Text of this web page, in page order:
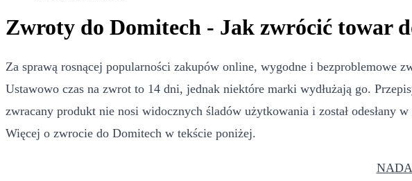
Zwroty do Domitech - Jak zwrócić towar
Za sprawą rosnącej popularności zakupów online, wygodne i bezproblemowe
Ustawowo czas na zwrot to 14 dni, jednak niektóre marki wydłużają go.
zwracany produkt nie nosi widocznych śladów użytkowania i został
Więcej o zwrocie do Domitech w tekście poniżej.